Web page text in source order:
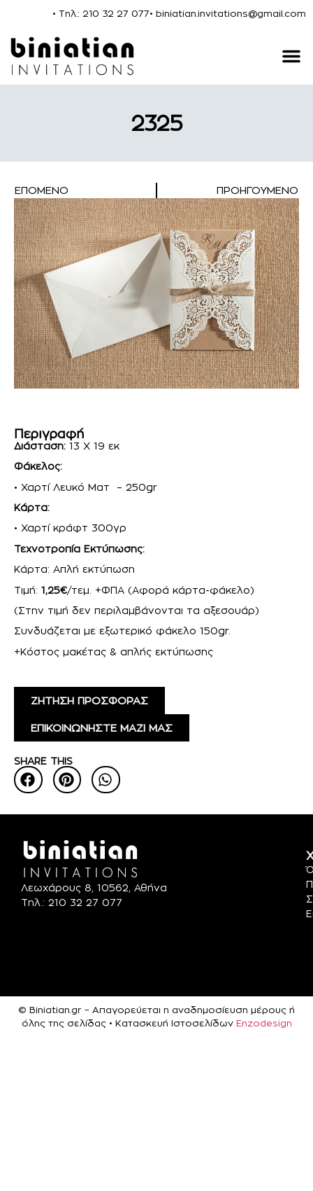
• Τηλ.: 210 32 27 077• biniatian.invitations@gmail.com
2325
Περιγραφή
Διάσταση: 13 Χ 19 εκ
Φάκελος:
• Χαρτί Λευκό Ματ – 250gr
Κάρτα:
• Χαρτί κράφτ 300γρ
Τεχνοτροπία Εκτύπωσης:
Κάρτα: Απλή εκτύπωση
Τιμή: 1,25€/τεμ. +ΦΠΑ (Αφορά κάρτα-φάκελο)
(Στην τιμή δεν περιλαμβάνονται τα αξεσουάρ)
Συνδυάζεται με εξωτερικό φάκελο 150gr.
+Κόστος μακέτας & απλής εκτύπωσης
ΖΗΤΗΣΗ ΠΡΟΣΦΟΡΑΣ
ΕΠΙΚΟΙΝΩΝΗΣΤΕ ΜΑΖΙ ΜΑΣ
SHARE THIS
ΕΠΌΜΕΝΟ ΠΡΟΗΓΟΎΜΕΝΟ
Λεωχάρους 8, 10562, Αθήνα
Τηλ.: 210 32 27 077
© Biniatian.gr – Απαγορεύεται η αναδημοσίευση μέρους ή
όλης της σελίδας • Κατασκευή Ιστοσελίδων Enzodesign